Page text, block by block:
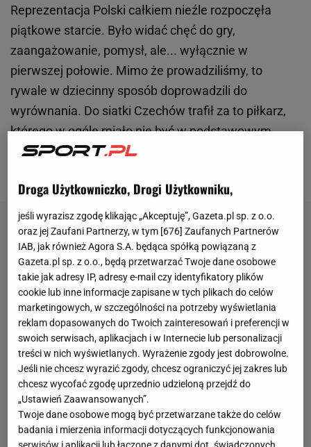
Reprezentacja Polski całkiem nieźle rozpoczęła
piątkowe starcie. Było widać chęć do gry,
zaangażowanie, pomysł, ale... wyłącznie w
pierwszej połowie. Mimo że prowadziliśmy, to
rywale w dziecinny sposób doprowadzili do
wyrównania. Do siatki Czechów trafił za to piłkarz,
którego w ogóle miało nie być w podstawowym
składzie. Kto strzelił gola w meczu
Droga Użytkowniczko, Drogi Użytkowniku,
jeśli wyrazisz zgodę klikając „Akceptuję”, Gazeta.pl sp. z o.o.
oraz jej Zaufani Partnerzy, w tym [676] Zaufanych Partnerów
IAB, jak również Agora S.A. będąca spółką powiązaną z
Gazeta.pl sp. z o.o., będą przetwarzać Twoje dane osobowe
takie jak adresy IP, adresy e-mail czy identyfikatory plików
cookie lub inne informacje zapisane w tych plikach do celów
marketingowych, w szczególności na potrzeby wyświetlania
reklam dopasowanych do Twoich zainteresowań i preferencji w
swoich serwisach, aplikacjach i w Internecie lub personalizacji
treści w nich wyświetlanych. Wyrażenie zgody jest dobrowolne.
Jeśli nie chcesz wyrazić zgody, chcesz ograniczyć jej zakres lub
chcesz wycofać zgodę uprzednio udzieloną przejdź do
„Ustawień Zaawansowanych”.
Twoje dane osobowe mogą być przetwarzane także do celów
badania i mierzenia informacji dotyczących funkcjonowania